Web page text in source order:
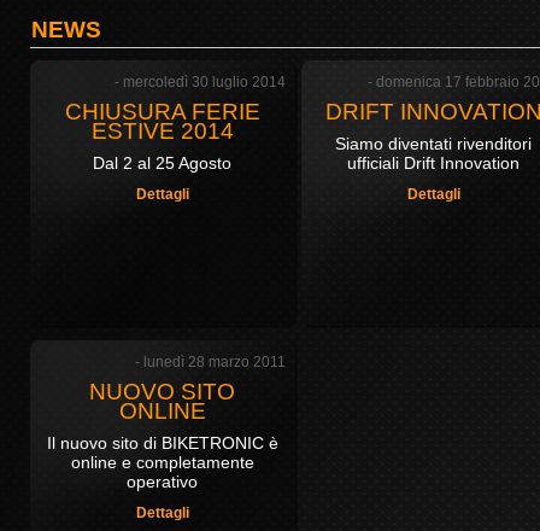
NEWS
CHIUSURA FERIE
ESTIVE 2014
- mercoledì 30 luglio 2014
Dal 2 al 25 Agosto
Dettagli
DRIFT
- domenica 17 febbraio
Siamo diventati rivenditori
ufficiali Drift Innovation
Dettagli
NUOVO SITO
ONLINE
- lunedì 28 marzo 2011
Il nuovo sito di BIKETRONIC è
online e completamente
operativo
Dettagli